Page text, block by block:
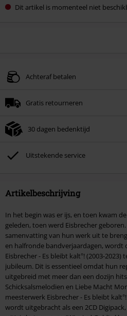
Dit artikel is momenteel niet
Achteraf betalen
Gratis retourneren
30 dagen bedenktijd
Uitstekende service
Artikelbeschrijving
In het begin was er ijs, en toen kwam
geleden, toen werd Eisbrecher
samenvatting van hun werk uit te
en halfronde bandverjaardagen,
Eisbrecher - Es bleibt kalt°! (2003-
jubileum. Dit is essentieel omdat hun
uitgebreid met meer dan een dozijn
Schicksalsmelodien en Liebe Macht
meesterwerk Eisbrecher - Es bleibt
wordt uitgebracht als een 2CD